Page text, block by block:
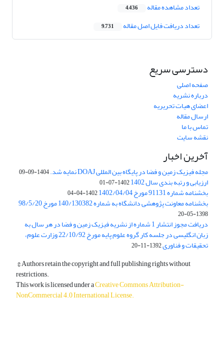
تعداد مشاهده مقاله 4,436
تعداد دریافت فایل اصل مقاله 9,731
دسترسی سریع
صفحه اصلی
درباره نشریه
اعضای هیات تحریریه
ارسال مقاله
تماس با ما
نقشه سایت
آخرین اخبار
مجله فیزیک زمین و فضا در پایگاه بین المللی DOAJ نمایه شد. 1404-09-09
ارزیابی و رتبه بندی سال 1402 1402-07-01
بخشنامه شماره 91131 مورخ 1402/04/04 1402-04-04
بخشنامه معاونت پژوهشی دانشگاه به شماره 140/130382 مورخ 98/5/20
1398-05-20
دریافت مجوز انتشار 1 شماره از نشریه فیزیک زمین و فضا در هر سال به
زبان انگلیسی در جلسه کار گروه علوم پایه مورخ 22/10/92 وزارت علوم،
تحقیقات و فناوری1392-11-20
© Authors retain the copyright and full publishing rights without
restrictions.
This work is licensed under aCreative Commons Attribution-
NonCommercial 4.0 International License.